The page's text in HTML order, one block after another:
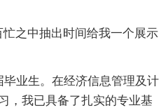
之中抽出时间给我一个展示
业生。在经济信息管理及计
，我已具备了扎实的专业基